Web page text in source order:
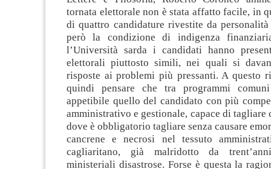
tornata elettorale non è stata affatto facile, in
di quattro candidature rivestite da
però la condizione di indigenza
l’Università sarda i candidati hanno
elettorali piuttosto simili, nei quali si
risposte ai problemi più pressanti. A questo
quindi pensare che tra programmi
appetibile quello del candidato con più
amministrativo e gestionale, capace di tagliare
dove è obbligatorio tagliare senza causare
cancrene e necrosi nel tessuto
cagliaritano, già malridotto da
ministeriali disastrose. Forse è questa la